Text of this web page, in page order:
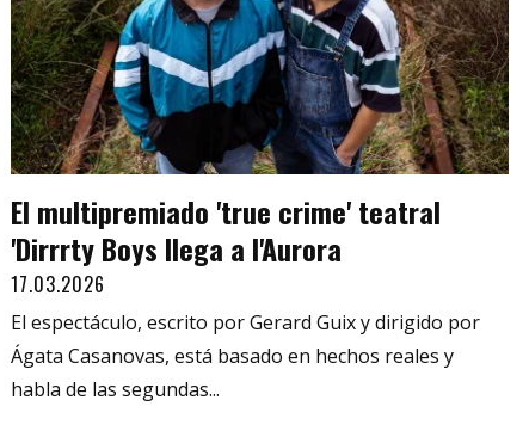
El multipremiado 'true crime' teatral
'Dirrrty Boys llega a l'Aurora
17.03.2026
El espectáculo, escrito por Gerard Guix y dirigido por
Ágata Casanovas, está basado en hechos reales y
habla de las segundas...